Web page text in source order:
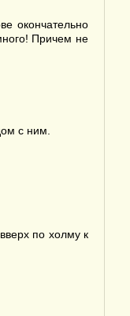
окончательно
Причем не
с ним.
по холму к